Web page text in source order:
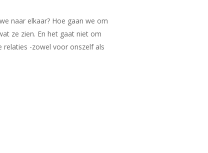
naar elkaar? Hoe gaan we om
ze zien. En het gaat niet om
relaties -zowel voor onszelf als